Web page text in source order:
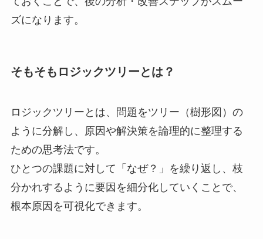
ズになります。
そもそもロジックツリーとは？
ロジックツリーとは、問題をツリー（樹形図）の
ように分解し、原因や解決策を論理的に整理する
ための思考法です。
ひとつの課題に対して「なぜ？」を繰り返し、枝
分かれするように要因を細分化していくことで、
根本原因を可視化できます。